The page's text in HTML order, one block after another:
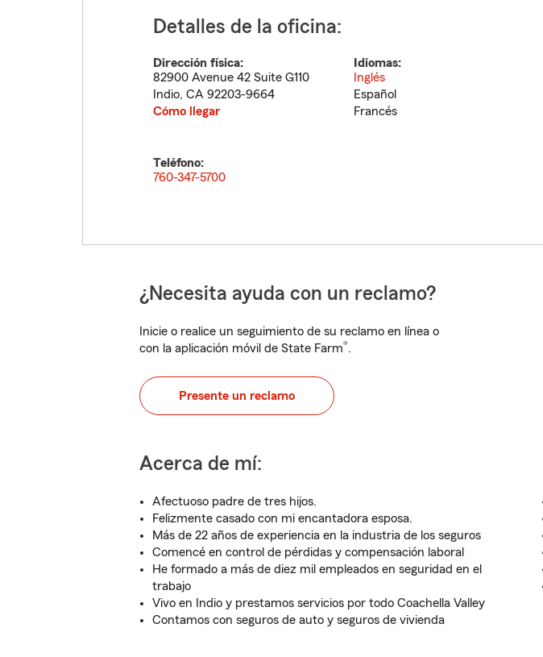
Detalles de la oficina:
Dirección física:
82900 Avenue 42 Suite G110
Indio, CA 92203-9664
Cómo llegar
Idiomas:
Inglés
Español
Francés
Teléfono:
760-347-5700
¿Necesita ayuda con un reclamo?
Inicie o realice un seguimiento de su reclamo en línea o
con la aplicación móvil de State Farm®.
Presente un reclamo
Acerca de mí:
Afectuoso padre de tres hijos.
Felizmente casado con mi encantadora esposa.
Más de 22 años de experiencia en la industria de los seguros
Comencé en control de pérdidas y compensación laboral
He formado a más de diez mil empleados en seguridad en el
trabajo
Vivo en Indio y prestamos servicios por todo Coachella Valley
Contamos con seguros de auto y seguros de vivienda